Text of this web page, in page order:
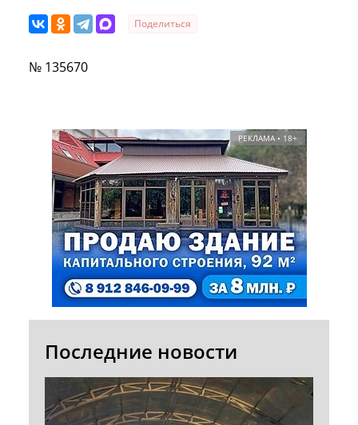
Поделиться
№ 135670
РЕКЛАМА • 18+
Последние новости